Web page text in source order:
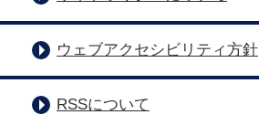
ウェブアクセシビリティ方針
RSSについて